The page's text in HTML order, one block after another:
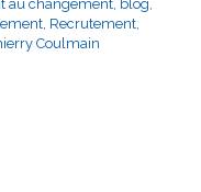
au changement, blog
, Recrutement,
Coulmain